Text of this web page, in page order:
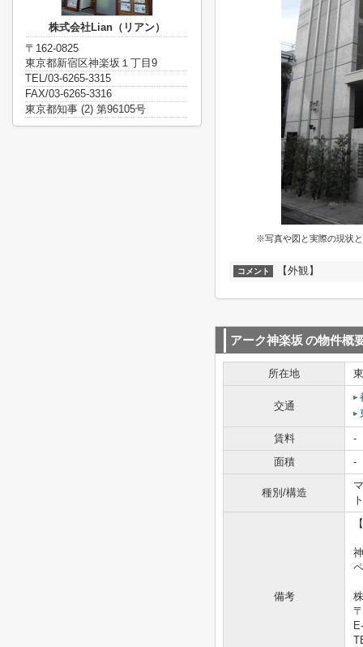
※写真や図と実際の現状
コメント 【外観】
アーク神楽坂 の物件概
所在地
交通
賃料
-
面積
-
種別/構造
ト
備考
株式会社Lian（リアン）
〒162-0825
東京都新宿区神楽坂１丁目9
TEL/03-6265-3315
FAX/03-6265-3316
東京都知事 (2) 第96105号